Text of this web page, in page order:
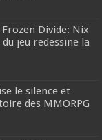
Divide: Nix
jeu redessine la
le silence et
des MMORPG